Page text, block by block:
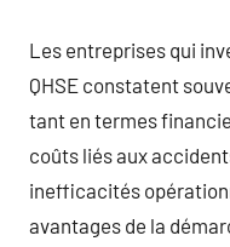
Les entreprises qui
QHSE constatent
tant en termes
coûts liés aux
inefficacités
avantages de la